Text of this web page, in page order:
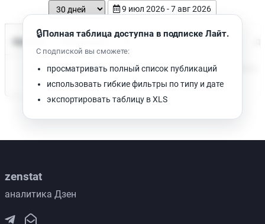
9 июл 2026 - 7 авг 2026
Время чтения
Нет доступных публикаций. Попробуйте изменить фильтр.
🔒Полная таблица доступна в подписке Лайт.
С подпиской вы сможете:
просматривать полный список публикаций
использовать гибкие фильтры по типу и дате
экспортировать таблицу в XLS
zenstat
аналитика Дзен